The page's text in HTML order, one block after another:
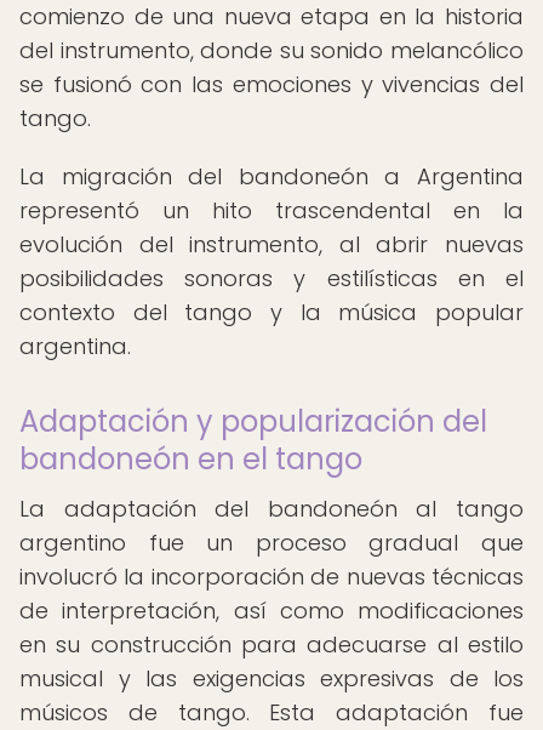
comienzo de una nueva etapa en la historia
del instrumento, donde su sonido melancólico
se fusionó con las emociones y vivencias del
tango.
La migración del bandoneón a Argentina
representó un hito trascendental en la
evolución del instrumento, al abrir nuevas
posibilidades sonoras y estilísticas en el
contexto del tango y la música popular
argentina.
Adaptación y popularización del
bandoneón en el tango
La adaptación del bandoneón al tango
argentino fue un proceso gradual que
involucró la incorporación de nuevas técnicas
de interpretación, así como modificaciones
en su construcción para adecuarse al estilo
musical y las exigencias expresivas de los
músicos de tango. Esta adaptación fue